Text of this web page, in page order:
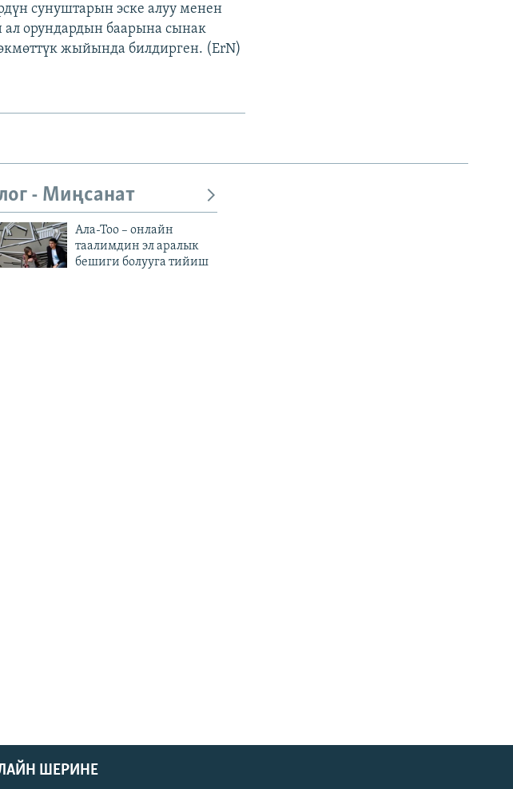
сунуштарын эске алуу менен
орундардын баарына сынак
жыйында билдирген. (ErN)
- Миңсанат
Ала-Тоо – онлайн
таалимдин эл аралык
бешиги болууга тийиш
ШЕРИНЕ